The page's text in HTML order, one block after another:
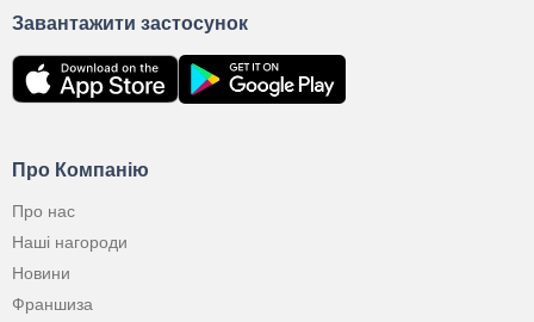
Про Компанію
Про нас
Наші нагороди
Новини
Франшиза
Завантажити застосунок